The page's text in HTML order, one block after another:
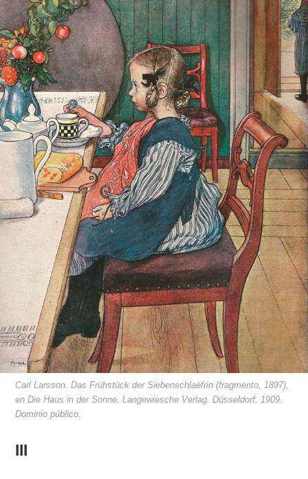
Carl Larsson. Das Frühstück der Siebenschlaëfrin (fragmento, 1897),
en Die Haus in der Sonne. Langewiesche Verlag. Düsseldorf, 1909.
Dominio público.
III